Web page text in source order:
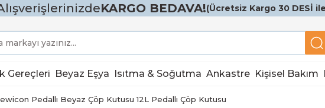
KARGO BEDAVA!(Ücretsiz Kargo 30 DESİ ile
Gereçleri Beyaz Eşya Isıtma & Soğutma Ankastre Kişisel Bakım
Pedallı Beyaz Çöp Kutusu 12L Pedallı Çöp Kutusu